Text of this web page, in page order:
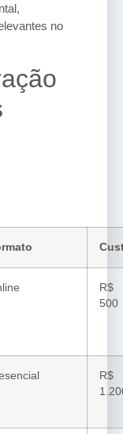
no
R$
500
R$